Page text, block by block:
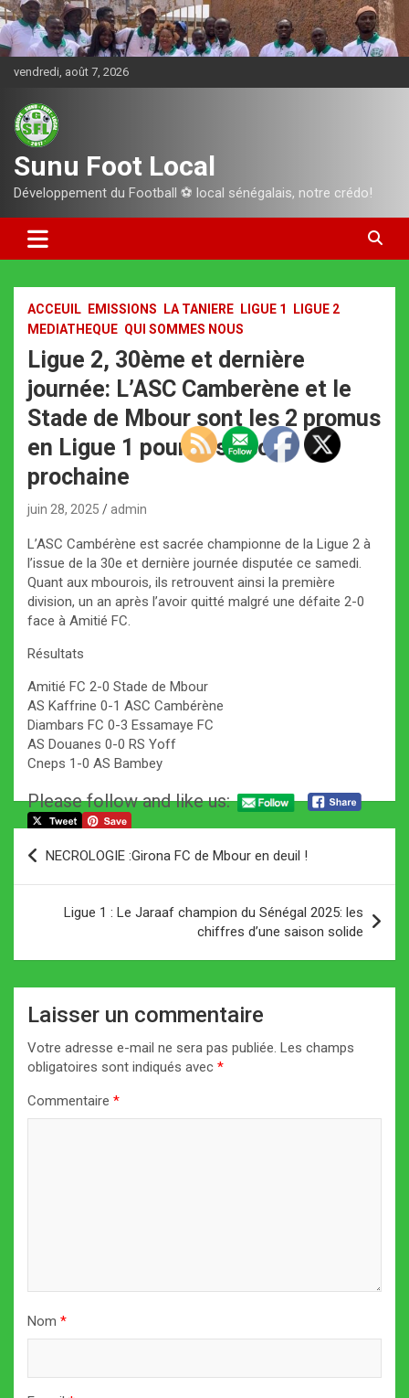
Aller
au
contenu
vendredi, août 7, 2026
Sunu Foot Local
Développement du Football ⚽️ local sénégalais, notre crédo!
ACCEUIL EMISSIONS LA TANIERE LIGUE 1
LIGUE 2
MEDIATHEQUE QUI SOMMES NOUS
Ligue 2, 30ème et dernière
journée: L’ASC Camberène et le
Stade de Mbour sont les 2 promus
en Ligue 1 pour la saison
prochaine
juin 28, 2025 admin
L’ASC Cambérène est sacrée championne de la Ligue 2 à
l’issue de la 30e et dernière journée disputée ce samedi.
Quant aux mbourois, ils retrouvent ainsi la première
division, un an après l’avoir quitté malgré une défaite 2-0
face à Amitié FC.
Résultats
Amitié FC 2-0 Stade de Mbour
AS Kaffrine 0-1 ASC Cambérène
Diambars FC 0-3 Essamaye FC
AS Douanes 0-0 RS Yoff
Cneps 1-0 AS Bambey
Please follow and like us:
Navigation
de
l’article
NECROLOGIE :Girona FC de Mbour en deuil !
Ligue 1 : Le Jaraaf champion du Sénégal 2025: les
chiffres d’une saison solide
Laisser un commentaire
Votre adresse e-mail ne sera pas publiée. Les champs
obligatoires sont indiqués avec *
Commentaire *
Nom *